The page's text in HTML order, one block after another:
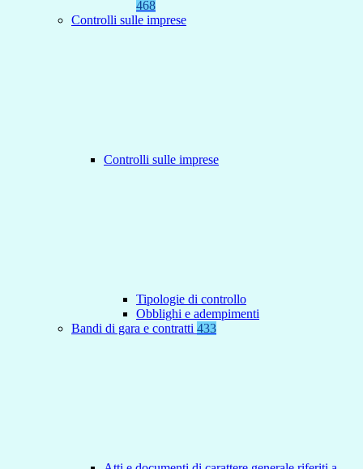
468
Controlli sulle imprese
Controlli sulle imprese
Tipologie di controllo
Obblighi e adempimenti
Bandi di gara e contratti 433